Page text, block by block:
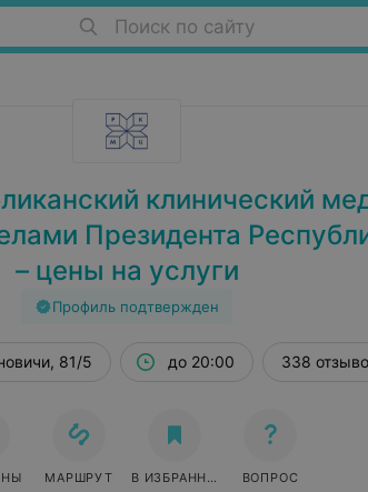
Поиск по сайту
клинический
Президента
– цены на услуги
Профиль подтвержден
81/5 до 20:00 338
МАРШРУТ В ИЗБРАННОЕ ВОПРОС